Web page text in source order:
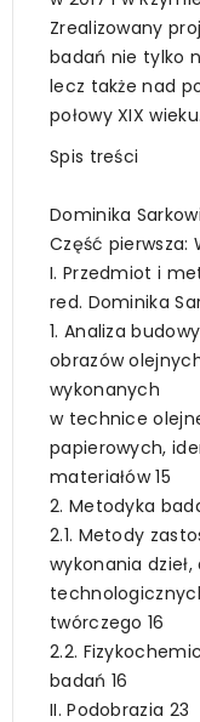
Zrealizowany
badań nie tylko
lecz także nad
połowy XIX wieku.
Spis treści
Dominika
Część pierwsza:
I. Przedmiot i
red. Dominika
1. Analiza
obrazów
wykonanych
w technice
papierowych,
materiałów 15
2. Metodyka
2.1. Metody
wykonania
twórczego 16
2.2.
badań 16
II. Podobrazia 23